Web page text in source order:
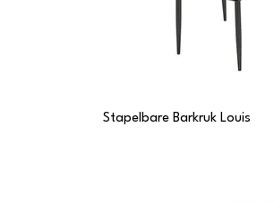
Stapelbare Barkruk Louis